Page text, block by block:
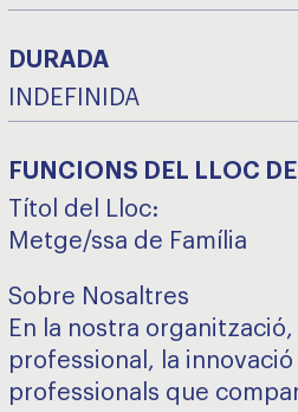
DURADA
INDEFINIDA
FUNCIONS DEL LLOC
Títol del Lloc:
Metge/ssa de Família
Sobre Nosaltres
En la nostra
professional, la
professionals que